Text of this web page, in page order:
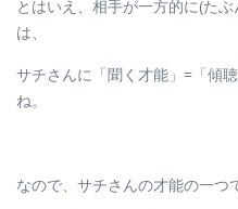
とはいえ、相手が一方的に(た
は、
サチさんに「聞く才能」=「傾
ね。
なので、サチさんの才能の一つ